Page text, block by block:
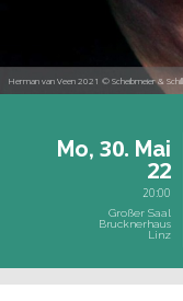
Herman van Veen 2021 © Scheibmeier &
Mo, 30. Mai
22
20:00
Großer Saal
Brucknerhaus
Linz